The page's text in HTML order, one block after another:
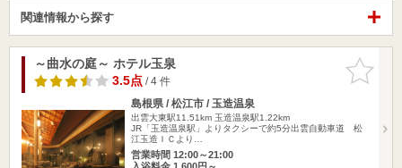
関連情報から探す
お気に入
りに追加
～曲水の庭～ ホテル玉泉
3.5点/ 4 件
島根県 / 松江市 / 玉造温泉
出雲大東駅11.51km 玉造温泉駅1.22km
JR「玉造温泉駅」よりタクシーで約5分出雲自動車道 松
江玉造ＩＣより…
営業時間 12:00～21:00